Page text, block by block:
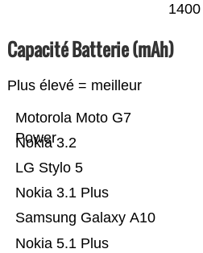
1400
Capacité Batterie (mAh)
Plus élevé = meilleur
Nokia 5.1 Plus
Samsung Galaxy A10
Nokia 3.1 Plus
LG Stylo 5
Nokia 3.2
Motorola Moto G7
Power